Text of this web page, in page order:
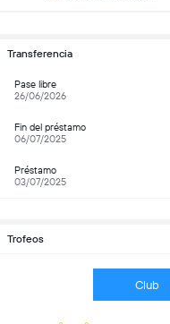
Transferencia
Pase libre
26/06/2026
Fin del préstamo
06/07/2025
Préstamo
03/07/2025
Trofeos
Club